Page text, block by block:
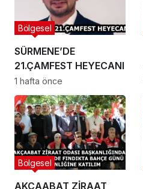
SÜRMENE’DE
21.ÇAMFEST HEYECANI
Bölgesel
1 hafta önce
AKÇAABAT ZİRAAT
Bölgesel